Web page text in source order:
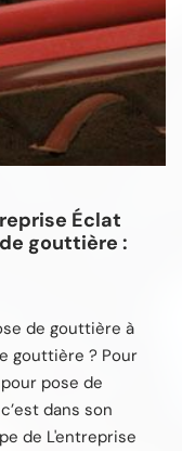
Éclat
gouttière :
de gouttière à
gouttière ? Pour
pose de
dans son
de L'entreprise